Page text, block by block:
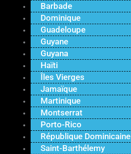
Barbade
Dominique
Guadeloupe
Guyane
Guyana
Haïti
Îles Vierges
Jamaïque
Martinique
Montserrat
Porto-Rico
République Dominicaine
Saint-Barthélemy